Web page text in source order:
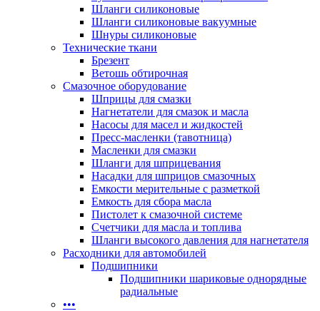
Шланги силиконовые
Шланги силиконовые вакуумные
Шнуры силиконовые
Технические ткани
Брезент
Ветошь обтирочная
Смазочное оборудование
Шприцы для смазки
Нагнетатели для смазок и масла
Насосы для масел и жидкостей
Пресс-масленки (тавотница)
Масленки для смазки
Шланги для шприцевания
Насадки для шприцов смазочных
Емкости мерительные с разметкой
Емкость для сбора масла
Пистолет к смазочной системе
Счетчики для масла и топлива
Шланги высокого давления для нагнетателя
Расходники для автомобилей
Подшипники
Подшипники шариковые однорядные
радиальные
•••